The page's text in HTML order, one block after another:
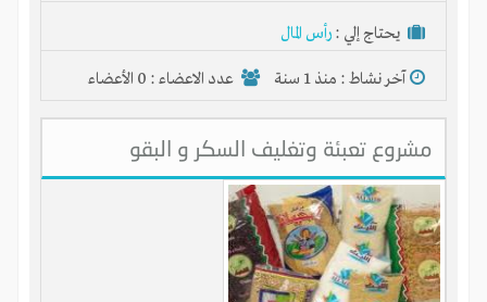
يحتاج إلي : رأس المال
آخر نشاط : منذ 1 سنة عدد الاعضاء : 0 الأعضاء
مشروع تعبئة وتغليف السكر و البقو